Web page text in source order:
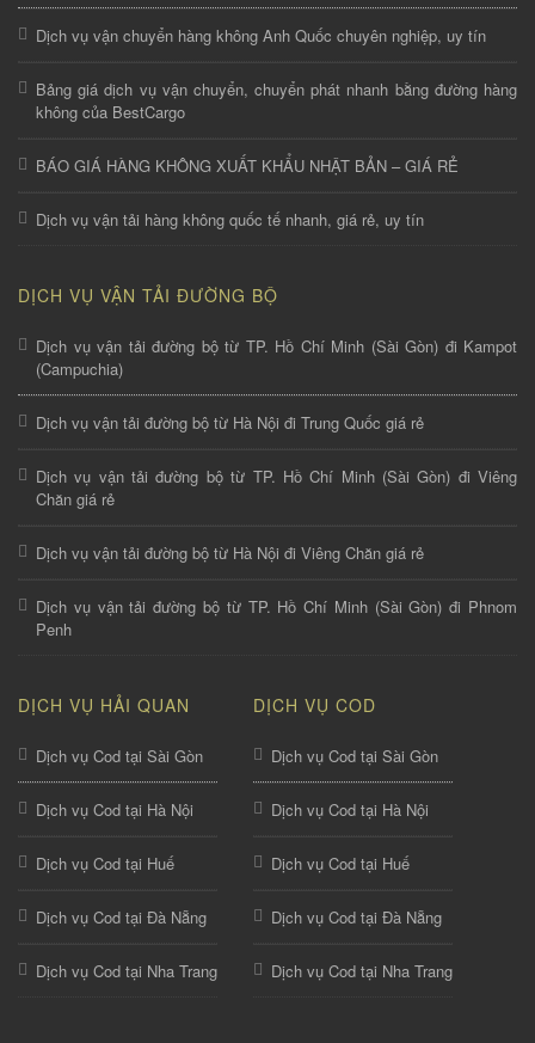
Dịch vụ vận chuyển hàng không Anh Quốc chuyên nghiệp, uy tín
Bảng giá dịch vụ vận chuyển, chuyển phát nhanh bằng đường hàng
không của BestCargo
BÁO GIÁ HÀNG KHÔNG XUẤT KHẨU NHẬT BẢN – GIÁ RẺ
Dịch vụ vận tải hàng không quốc tế nhanh, giá rẻ, uy tín
DỊCH VỤ VẬN TẢI ĐƯỜNG BỘ
Dịch vụ vận tải đường bộ từ TP. Hồ Chí Minh (Sài Gòn) đi Kampot
(Campuchia)
Dịch vụ vận tải đường bộ từ Hà Nội đi Trung Quốc giá rẻ
Dịch vụ vận tải đường bộ từ TP. Hồ Chí Minh (Sài Gòn) đi Viêng
Chăn giá rẻ
Dịch vụ vận tải đường bộ từ Hà Nội đi Viêng Chăn giá rẻ
Dịch vụ vận tải đường bộ từ TP. Hồ Chí Minh (Sài Gòn) đi Phnom
Penh
DỊCH VỤ HẢI QUAN
Dịch vụ Cod tại Sài Gòn
Dịch vụ Cod tại Hà Nội
Dịch vụ Cod tại Huế
Dịch vụ Cod tại Đà Nẵng
Dịch vụ Cod tại Nha Trang
DỊCH VỤ COD
Dịch vụ Cod tại Sài Gòn
Dịch vụ Cod tại Hà Nội
Dịch vụ Cod tại Huế
Dịch vụ Cod tại Đà Nẵng
Dịch vụ Cod tại Nha Trang